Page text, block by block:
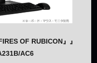
OF RUBICON』』
AC6